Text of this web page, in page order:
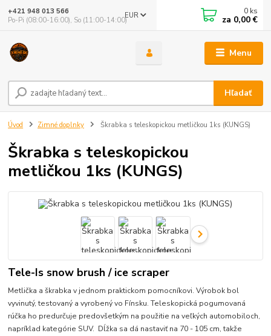
Menu
EUR
Hľadať
+421 948 013 566
Po-Pi (08:00-16:00), So (11:00-14:00)
0 ks
za 0,00 €
Úvod Zimné doplnky Škrabka s teleskopickou metličkou 1ks (KUNGS)
Škrabka s teleskopickou
metličkou 1ks (KUNGS)
Tele-Is snow brush / ice scraper
Metlička a škrabka v jednom praktickom pomocníkovi. Výrobok bol
vyvinutý, testovaný a vyrobený vo Fínsku. Teleskopická pogumovaná
rúčka ho predurčuje predovšetkým na použitie na veľkých automobiloch,
napríklad kategórie SUV. Dĺžka sa dá nastaviť na 70 - 105 cm, takže